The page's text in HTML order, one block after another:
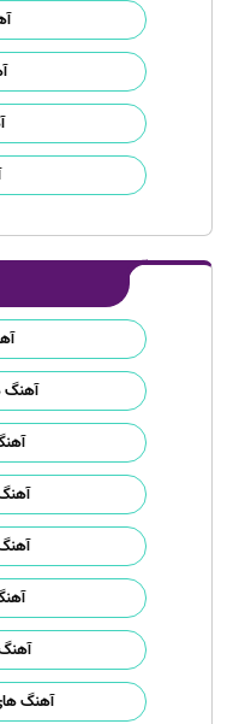
آهنگ
آهنگ